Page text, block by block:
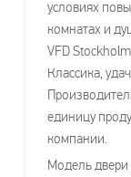
условиях
комнатах и
VFD
Классика,
единицу
компании.
Модель